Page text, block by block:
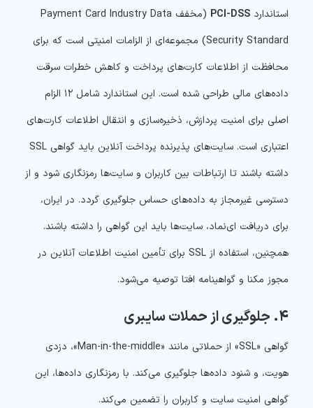
استاندارد PCI-DSS
(مخفف Payment Card Industry Data
Security Standard) مجموعه‌ای از الزامات امنیتی است که برای
محافظت از اطلاعات کارت‌های پرداخت و کاهش خطرات سرقت
داده‌های مالی طراحی شده است. این استاندارد شامل ۱۲ الزام
اصلی برای امنیت پردازش، ذخیره‌سازی و انتقال اطلاعات کارت‌های
اعتباری است. سایت‌های پذیرنده پرداخت آنلاین باید گواهی SSL
داشته باشند تا ارتباطات بین کاربران و سایت‌ها رمزنگاری شود و از
دسترسی غیرمجاز به داده‌های حساس جلوگیری گردد. در ایران،
برای دریافت ای‌نماد، سایت‌ها باید این گواهی را داشته باشند.
همچنین، استفاده از SSL برای تأمین امنیت اطلاعات آنلاین در
مجوز مکنا و گواهینامه افتا توصیه می‌شود.
۴. جلوگیری از حملات سایبری
گواهی «SSL» از حملاتی مانند «Man-in-the-middle»، دزدی
هویت، و شنود داده‌ها جلوگیری می‌کند. با رمزنگاری داده‌ها، این
گواهی امنیت سایت و کاربران را تضمین می‌کند.